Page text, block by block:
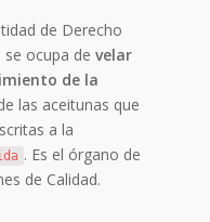
de Derecho
se ocupa develar
de la
las aceitunas que
a la
. Es el órgano de
de Calidad.